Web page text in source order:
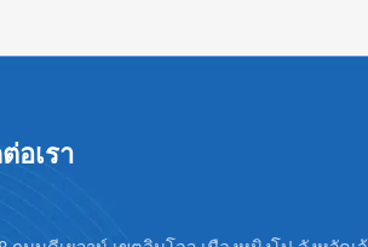
อเรา